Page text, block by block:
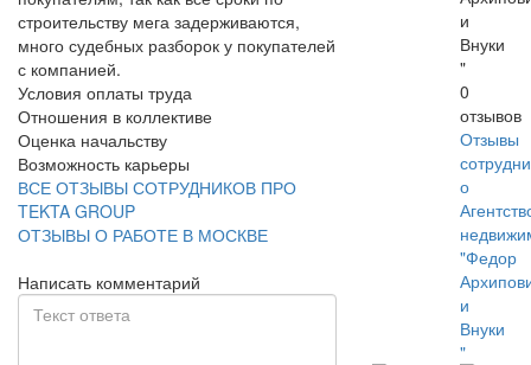
строительству мега задерживаются,
много судебных разборок у покупателей
с компанией.
Условия оплаты труда
Отношения в коллективе
Оценка начальству
Возможность карьеры
ВСЕ ОТЗЫВЫ СОТРУДНИКОВ ПРО
TEKTA GROUP
ОТЗЫВЫ О РАБОТЕ В МОСКВЕ
Написать комментарий
и
Внуки
"
0
отзывов
Отзывы
о
"Федор
и
Внуки
"